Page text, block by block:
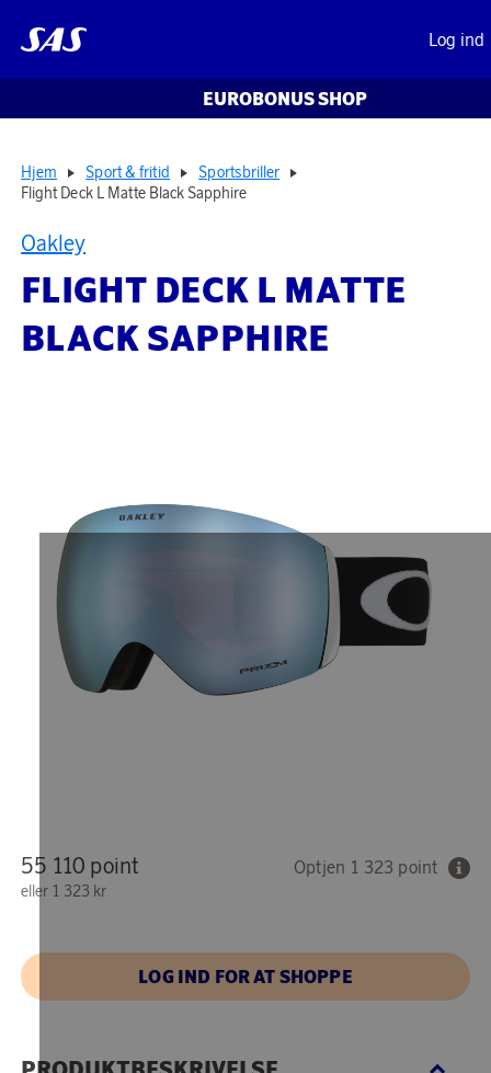
Log ind
EUROBONUS SHOP
Hjem Sport & fritid
Sportsbriller
Flight Deck L Matte Black Sapphire
Oakley
FLIGHT DECK L MATTE
BLACK SAPPHIRE
55 110 point
eller 1 323 kr
Optjen 1 323 point
LOG IND FOR AT SHOPPE